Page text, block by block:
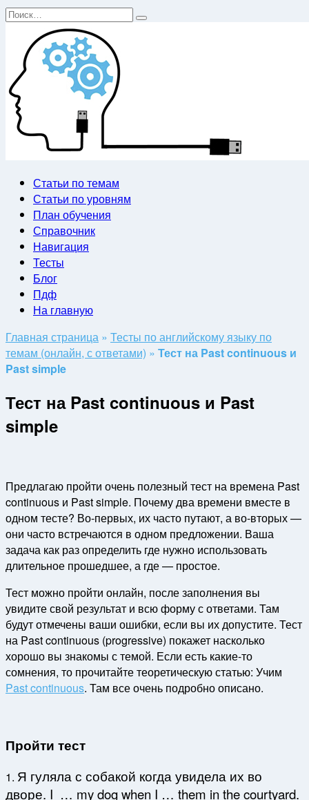
Перейти
содержанию
Search
Статьи по темам
Статьи по уровням
План обучения
Справочник
Навигация
Тесты
Блог
Пдф
На главную
Главная страница » Тесты по английскому языку по
темам (онлайн, с ответами) » Тест на Past continuous и
Past simple
Тест на Past continuous и Past
simple
Предлагаю пройти очень полезный тест на времена Past
continuous и Past simple. Почему два времени вместе в
одном тесте? Во-первых, их часто путают, а во-вторых —
они часто встречаются в одном предложении. Ваша
задача как раз определить где нужно использовать
длительное прошедшее, а где — простое.
Тест можно пройти онлайн, после заполнения вы
увидите свой результат и всю форму с ответами. Там
будут отмечены ваши ошибки, если вы их допустите. Тест
на Past continuous (progressive) покажет насколько
хорошо вы знакомы с темой. Если есть какие-то
сомнения, то прочитайте теоретическую статью: Учим
Past continuous. Там все очень подробно описано.
Пройти тест
1. Я гуляла с собакой когда увидела их во
дворе. I … my dog when I … them in the courtyard.